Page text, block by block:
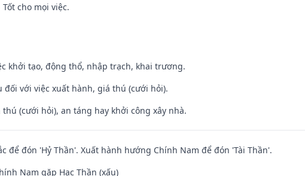
cho mọi việc.
khởi tạo, động thổ, nhập trạch, khai trương.
đối với việc xuất hành, giá thú (cưới hỏi).
(cưới hỏi), an táng hay khởi công xây nhà.
để đón 'Hỷ Thần'. Xuất hành hướng Chính Nam để đón 'Tài Thần'.
Nam gặp Hạc Thần (xấu)